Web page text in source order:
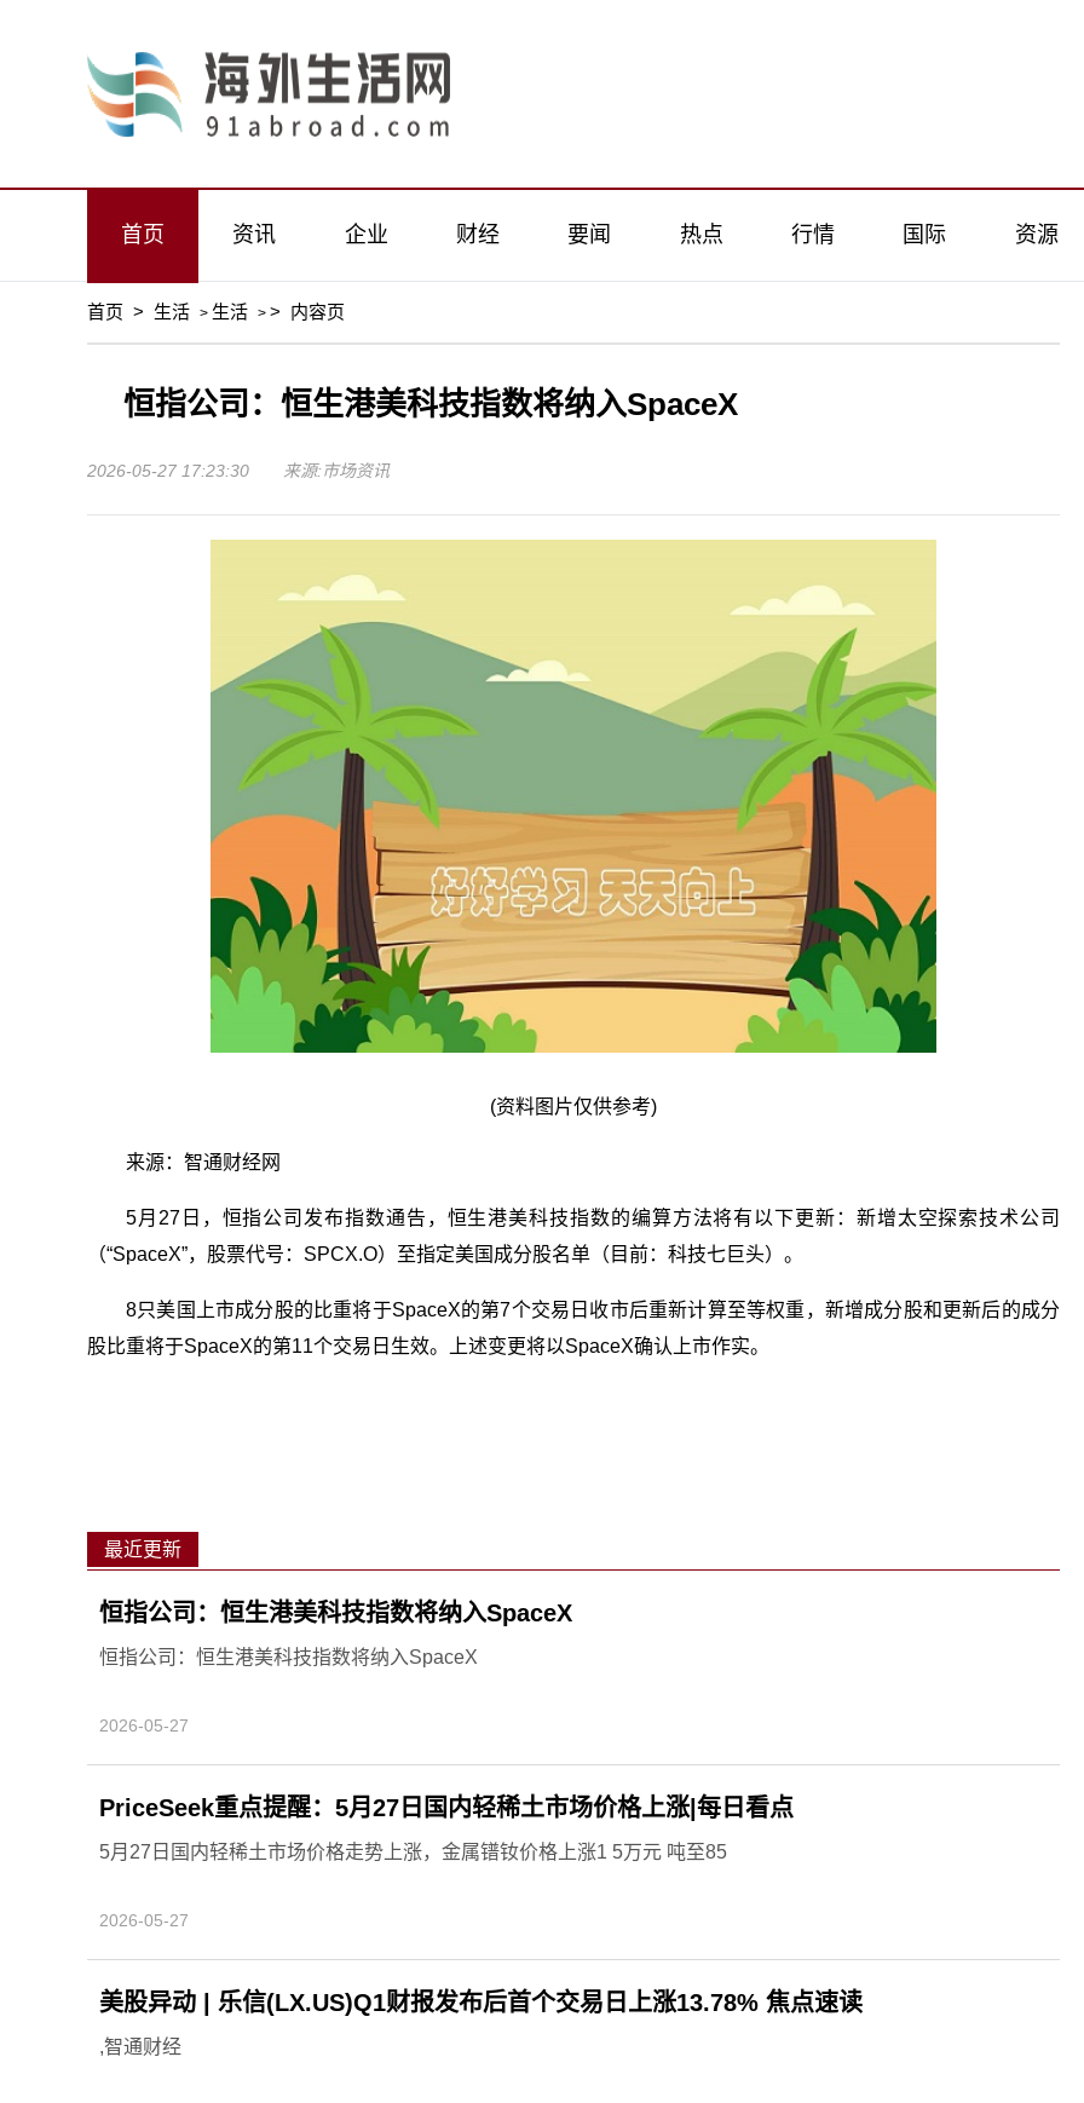
首页 资讯 企业 财经 要闻 热点 行情 国际 资源
首页 > 生活 > 生活 > > 内容页
恒指公司：恒生港美科技指数将纳入SpaceX
2026-05-27 17:23:30 来源:市场资讯
(资料图片仅供参考)
来源：智通财经网
5月27日，恒指公司发布指数通告，恒生港美科技指数的编算方法将有以下更新：新增太空探索技术公司
（“SpaceX”，股票代号：SPCX.O）至指定美国成分股名单（目前：科技七巨头）。
8只美国上市成分股的比重将于SpaceX的第7个交易日收市后重新计算至等权重，新增成分股和更新后的成分
股比重将于SpaceX的第11个交易日生效。上述变更将以SpaceX确认上市作实。
最近更新
恒指公司：恒生港美科技指数将纳入SpaceX
恒指公司：恒生港美科技指数将纳入SpaceX
2026-05-27
PriceSeek重点提醒：5月27日国内轻稀土市场价格上涨|每日看点
5月27日国内轻稀土市场价格走势上涨，金属镨钕价格上涨1 5万元 吨至85
2026-05-27
美股异动 | 乐信(LX.US)Q1财报发布后首个交易日上涨13.78% 焦点速读
,智通财经